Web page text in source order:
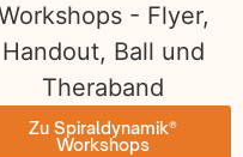
Zu Spiraldynamik®
Workshops